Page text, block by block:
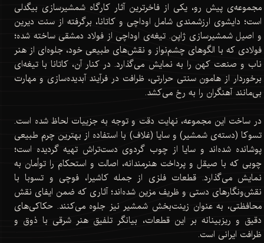
مجموعه‌ی پیش رو، یکی از فاخرترین آثار کارگاه شمشیرسازی بیگدلی
است؛ دایشوی ارزشمندی شامل اوداچی و کاتانا، برگرفته از سنت دیرین
و اصیل شمشیرسازی ژاپن. تیغه‌ی اوداچی از فولاد دمشقی ساخته شده؛
فولادی که با الگوهای چشم‌نواز و نقش‌های طبیعی خود، جلوه‌ای از هنر
ناب و صنعت کهن را به نمایش می‌گذارد. در کنار آن، کاتانا با تیغه‌ای
برخوردار از هامون سنتی حرارتی، ظرافت در فرآیند آبدیده‌سازی و مهارت
بی‌مانند آهنگران را به رخ می‌کشد.
در ساخت این مجموعه، نهایت دقت و توجه به جزییات لحاظ شده است.
تسوکا (دسته‌ی شمشیر) و سایا (غلاف) با استفاده از بهترین چرم طبیعی
پوشانده شده‌اند و سایا از چوب گردوی دست‌تراش تهیه گردیده است؛
چوبی که با صیقل و پرداخت هنرمندانه، اصالت و استحکام را توأمان به
نمایش می‌گذارد. قطعات فلزی از جمله کاشیرا، فوچی و تسوبا با
نقش‌ونگارهای دستی و ظریف مزین شده‌اند؛ آثاری که ضمن ایفای نقش
محافظتی، به عنوان زینت‌بخش شمشیر نیز جلوه می‌کنند. حکاکی‌های
دقیق و ریزبینانه بر این قطعات، بیانگر تلفیق هنر شرقی با ذوق و
ظرافت ایرانی است.